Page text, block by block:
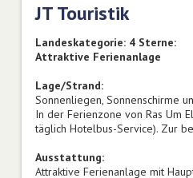
JT Touristik
Landeskategorie: 4 Sterne:
Attraktive Ferienanlage
Lage/Strand:
Sonnenliegen, Sonnenschirme
In der Ferienzone von Ras Um
täglich Hotelbus-Service). Zur
Ausstattung:
Attraktive Ferienanlage mit